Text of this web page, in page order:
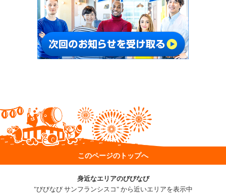
このページのトップへ
身近なエリアのびびなび
"びびなび サンフランシスコ" から近いエリアを表示中